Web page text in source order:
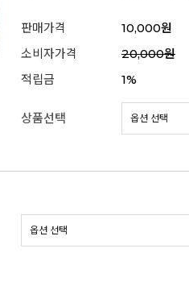
판매가격
10,000원
소비자가격
20,000원
적립금
1%
상품선택